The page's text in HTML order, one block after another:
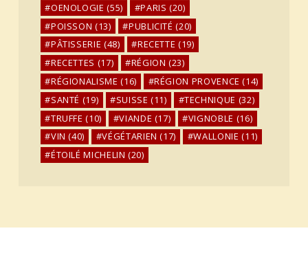
OENOLOGIE (55) PARIS (20)
POISSON (13) PUBLICITÉ (20)
PÂTISSERIE (48) RECETTE (19)
RECETTES (17) RÉGION (23)
RÉGIONALISME (16) RÉGION PROVENCE (14)
SANTÉ (19) SUISSE (11) TECHNIQUE (32)
TRUFFE (10) VIANDE (17) VIGNOBLE (16)
VIN (40) VÉGÉTARIEN (17) WALLONIE (11)
ÉTOILÉ MICHELIN (20)